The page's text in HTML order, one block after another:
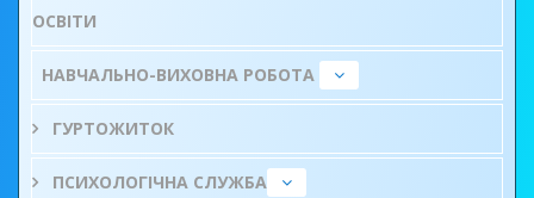
ОСВІТИ
НАВЧАЛЬНО-ВИХОВНА РОБОТА
ГУРТОЖИТОК
ПСИХОЛОГІЧНА СЛУЖБА